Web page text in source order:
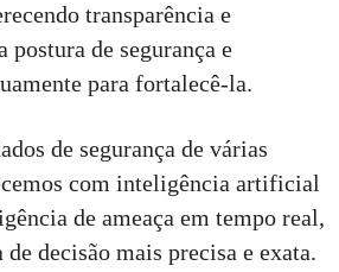
transparência e
de segurança e
para fortalecê-la.
de segurança de várias
com inteligência artificial
de ameaça em tempo real,
decisão mais precisa e exata.